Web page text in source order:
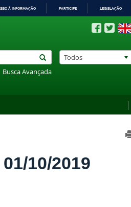
À INFORMAÇÃO PARTICIPE LEGISLAÇÃO
Busca Avançada
Todos
10/2019